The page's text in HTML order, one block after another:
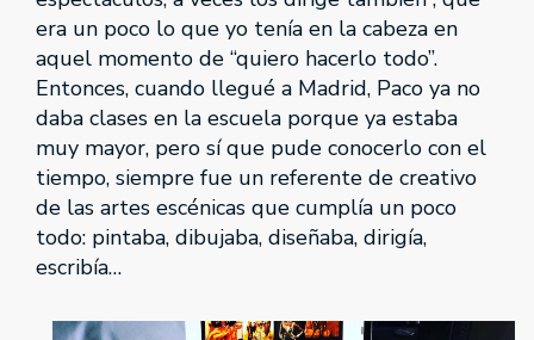
era un poco lo que yo tenía en la cabeza en
aquel momento de “quiero hacerlo todo”.
Entonces, cuando llegué a Madrid, Paco ya no
daba clases en la escuela porque ya estaba
muy mayor, pero sí que pude conocerlo con el
tiempo, siempre fue un referente de creativo
de las artes escénicas que cumplía un poco
todo: pintaba, dibujaba, diseñaba, dirigía,
escribía…